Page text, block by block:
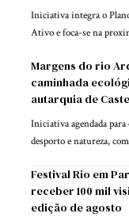
Iniciativa integra o
Ativo e foca-se na
Margens do rio
caminhada
autarquia de
Iniciativa agendada
desporto e natureza,
Festival Rio em
receber 100 mil
edição de agosto